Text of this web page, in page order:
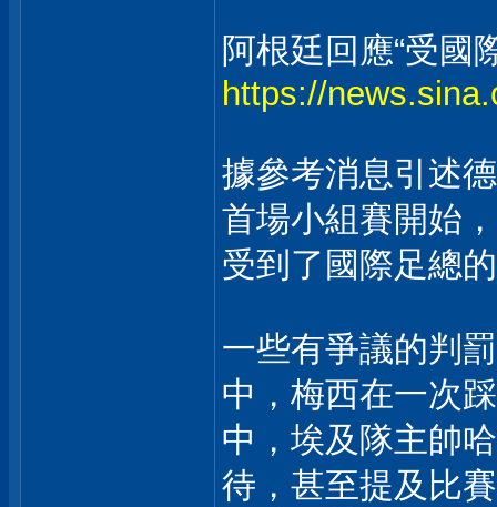
阿根廷回應“受國
https://
據參考消息引述
首場小組賽開始
受到了國際足總
一些有爭議的判
中，梅西在一次
中，埃及隊主帥
待，甚至提及比